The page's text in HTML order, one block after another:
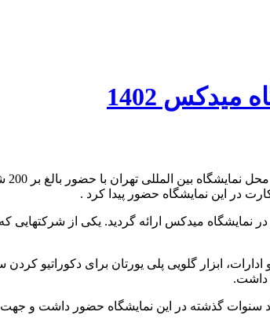
1402
در این نمایشگاه حضور پیدا کرد .
میدکس ارائه گردید. یکی از شرکتهایی که
ابزار گلویی پلی یورتان برای دکوراتیو
داشت.
گذشته در این نمایشگاه حضور داشت و